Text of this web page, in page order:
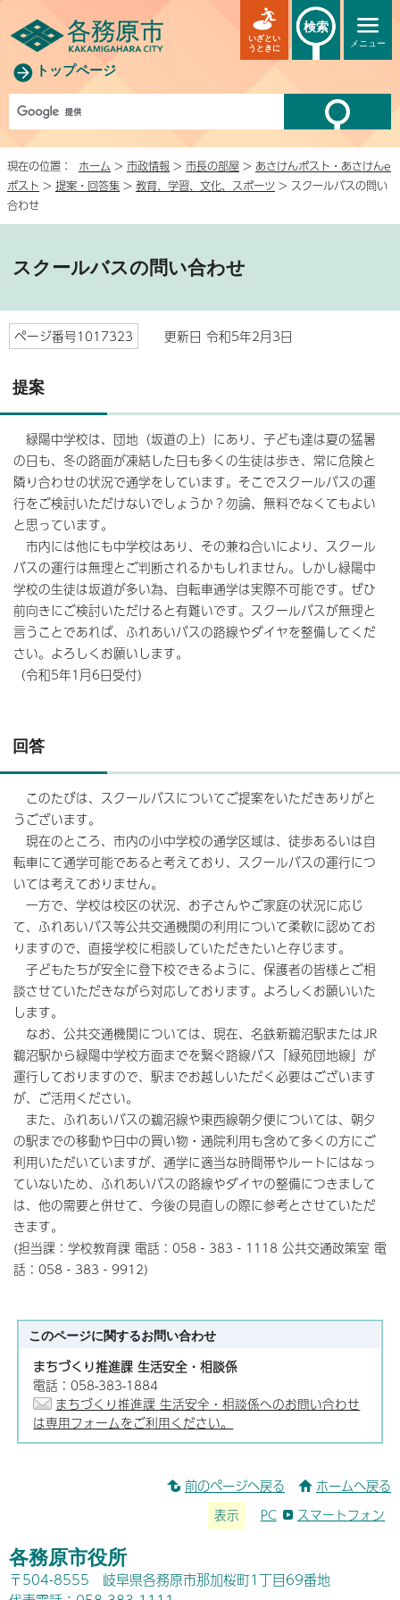
トップページ
メニュー
いざとい
うときに
検索
現在の位置： ホーム > 市政情報 > 市長の部屋 > あさけんポスト・あさけんe
ポスト > 提案・回答集 > 教育、学習、文化、スポーツ > スクールバスの問い
合わせ
スクールバスの問い合わせ
ページ番号1017323 更新日 令和5年2月3日
提案
緑陽中学校は、団地（坂道の上）にあり、子ども達は夏の猛暑
の日も、冬の路面が凍結した日も多くの生徒は歩き、常に危険と
隣り合わせの状況で通学をしています。そこでスクールバスの運
行をご検討いただけないでしょうか？勿論、無料でなくてもよい
と思っています。
市内には他にも中学校はあり、その兼ね合いにより、スクール
バスの運行は無理とご判断されるかもしれません。しかし緑陽中
学校の生徒は坂道が多い為、自転車通学は実際不可能です。ぜひ
前向きにご検討いただけると有難いです。スクールバスが無理と
言うことであれば、ふれあいバスの路線やダイヤを整備してくだ
さい。よろしくお願いします。
（令和5年1月6日受付）
回答
このたびは、スクールバスについてご提案をいただきありがと
うございます。
現在のところ、市内の小中学校の通学区域は、徒歩あるいは自
転車にて通学可能であると考えており、スクールバスの運行につ
いては考えておりません。
一方で、学校は校区の状況、お子さんやご家庭の状況に応じ
て、ふれあいバス等公共交通機関の利用について柔軟に認めてお
りますので、直接学校に相談していただきたいと存じます。
子どもたちが安全に登下校できるように、保護者の皆様とご相
談させていただきながら対応しております。よろしくお願いいた
します。
なお、公共交通機関については、現在、名鉄新鵜沼駅またはJR
鵜沼駅から緑陽中学校方面までを繋ぐ路線バス「緑苑団地線」が
運行しておりますので、駅までお越しいただく必要はございます
が、ご活用ください。
また、ふれあいバスの鵜沼線や東西線朝夕便については、朝夕
の駅までの移動や日中の買い物・通院利用も含めて多くの方にご
利用いただいていますが、通学に適当な時間帯やルートにはなっ
ていないため、ふれあいバスの路線やダイヤの整備につきまして
は、他の需要と併せて、今後の見直しの際に参考とさせていただ
きます。
(担当課：学校教育課 電話：058‐383‐1118 公共交通政策室 電
話：058‐383‐9912)
このページに関するお問い合わせ
まちづくり推進課 生活安全・相談係
電話：058-383-1884
まちづくり推進課 生活安全・相談係へのお問い合わせ
は専用フォームをご利用ください。
前のページへ戻る ホームへ戻る
表示 PC スマートフォン
各務原市役所
〒504-8555 岐阜県各務原市那加桜町1丁目69番地